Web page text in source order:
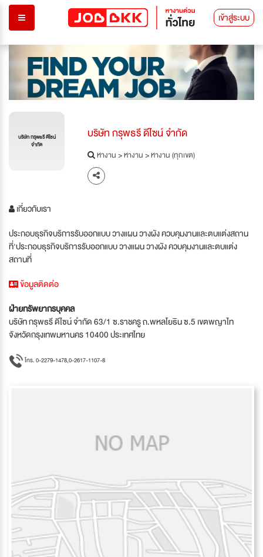
เข้าสู่ระบบ
บริษัท กรุพธรี ดีไซน์
จำกัด
บริษัท กรุพธรี ดีไซน์ จำกัด
หางาน>หางาน>หางาน (ทุกเขต)
เกี่ยวกับเรา
ประกอบธุรกิจบริการรับออกแบบ วางแผน วางผัง ควบคุมงานและตบแต่งสถาน
ที่'ประกอบธุรกิจบริการรับออกแบบ วางแผน วางผัง ควบคุมงานและตบแต่ง
สถานที่
ข้อมูลติดต่อ
ฝ่ายทรัพยากรบุคคล
บริษัท กรุพธรี ดีไซน์ จำกัด 63/1 ซ.ราชครู ถ.พหลโยธิน ซ.5 เขตพญาไท
จังหวัดกรุงเทพมหานคร 10400 ประเทศไทย
โทร. 0-2279-1478,0-2617-1107-8